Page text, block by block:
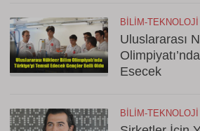
BILIM-TEKNOLOJI
Uluslararası
Esecek
BILIM-TEKNOLOJI